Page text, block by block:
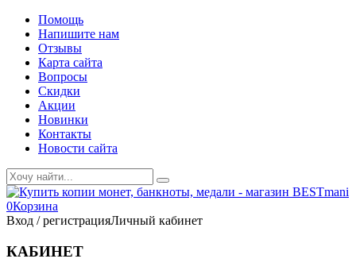
Помощь
Напишите нам
Отзывы
Карта сайта
Вопросы
Скидки
Акции
Новинки
Контакты
Новости сайта
0Корзина
Вход / регистрацияЛичный кабинет
КАБИНЕТ